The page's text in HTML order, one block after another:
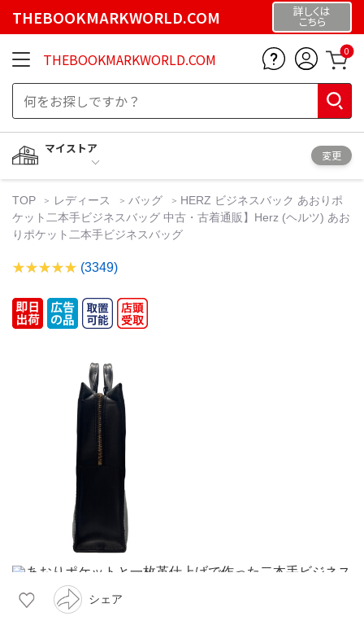
THEBOOKMARKWORLD.COM 詳しくは
こちら
THEBOOKMARKWORLD.COM 0
マイストア
変更
TOP レディース バッグ
HERZ ビジネスバック あおりポ
ケット二本手ビジネスバッグ 中古・古着通販】Herz (ヘルツ) あお
りポケット二本手ビジネスバッグ
(3349)
シェア